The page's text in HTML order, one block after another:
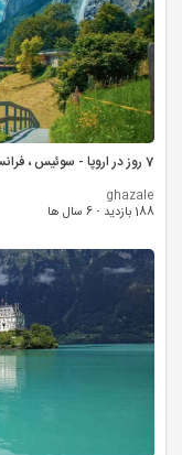
7 روز در اروپا - سوئیس ، فرانسه ، آلمان
ghazale
188 بازدید
· 6 سال ها